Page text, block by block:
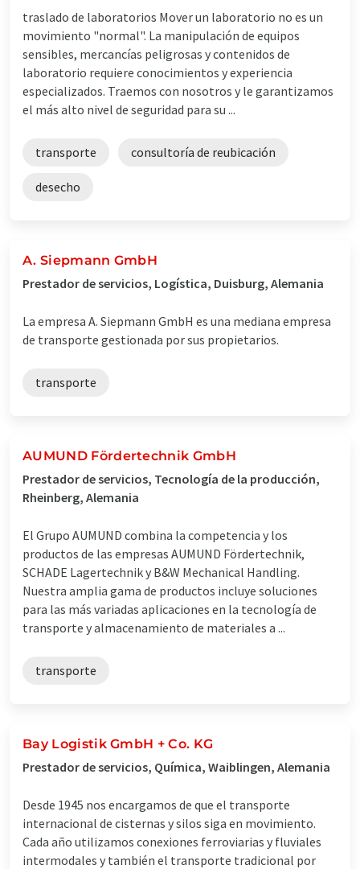
traslado de laboratorios Mover un laboratorio no es un
movimiento "normal". La manipulación de equipos
sensibles, mercancías peligrosas y contenidos de
laboratorio requiere conocimientos y experiencia
especializados. Traemos con nosotros y le garantizamos
el más alto nivel de seguridad para su ...
transporte consultoría de reubicación
desecho
A. Siepmann GmbH
Prestador de servicios, Logística, Duisburg, Alemania
La empresa A. Siepmann GmbH es una mediana empresa
de transporte gestionada por sus propietarios.
transporte
AUMUND Fördertechnik GmbH
Prestador de servicios, Tecnología de la producción,
Rheinberg, Alemania
El Grupo AUMUND combina la competencia y los
productos de las empresas AUMUND Fördertechnik,
SCHADE Lagertechnik y B&W Mechanical Handling.
Nuestra amplia gama de productos incluye soluciones
para las más variadas aplicaciones en la tecnología de
transporte y almacenamiento de materiales a ...
transporte
Bay Logistik GmbH + Co. KG
Prestador de servicios, Química, Waiblingen, Alemania
Desde 1945 nos encargamos de que el transporte
internacional de cisternas y silos siga en movimiento.
Cada año utilizamos conexiones ferroviarias y fluviales
intermodales y también el transporte tradicional por